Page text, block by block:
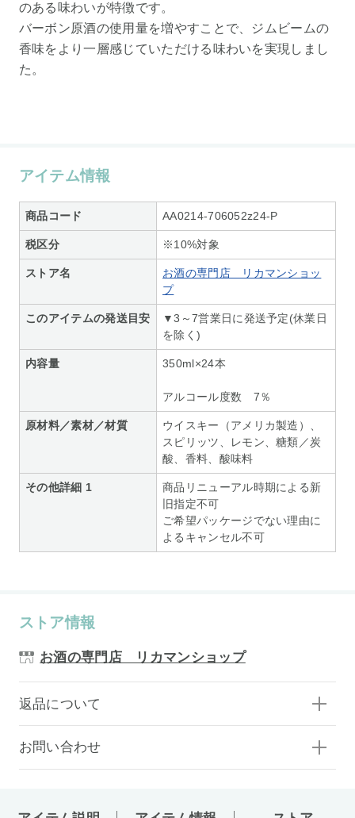
のある味わいが特徴です。
バーボン原酒の使用量を増やすことで、ジムビームの
香味をより一層感じていただける味わいを実現しまし
た。
アイテム情報
商品コード AA0214-706052z24-P
税区分 ※10%対象
ストア名
お酒の専門店 リカマンショッ
プ
このアイテムの発送目安
▼3～7営業日に発送予定(休業日
を除く)
内容量 350ml×24本
アルコール度数 7％
原材料／素材／材質
ウイスキー（アメリカ製造）、
スピリッツ、レモン、糖類／炭
酸、香料、酸味料
その他詳細 1
商品リニューアル時期による新
旧指定不可
ご希望パッケージでない理由に
よるキャンセル不可
ストア情報
お酒の専門店 リカマンショップ
返品について
お問い合わせ